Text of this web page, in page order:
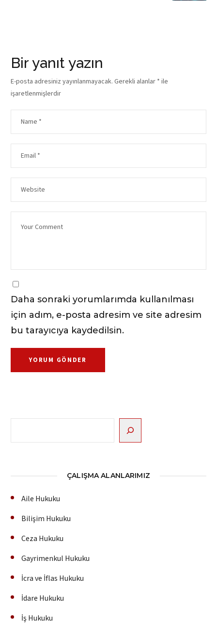
Bir yanıt yazın
E-posta adresiniz yayınlanmayacak. Gerekli alanlar * ile
işaretlenmişlerdir
Daha sonraki yorumlarımda kullanılması
için adım, e-posta adresim ve site adresim
bu tarayıcıya kaydedilsin.
ÇALIŞMA ALANLARIMIZ
Aile Hukuku
Bilişim Hukuku
Ceza Hukuku
Gayrimenkul Hukuku
İcra ve İflas Hukuku
İdare Hukuku
İş Hukuku